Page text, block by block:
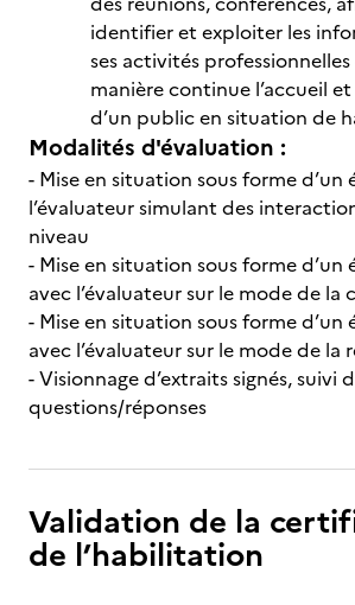
identifier et exploiter les
ses activités
manière continue l’accueil
d’un public en situation de
Modalités d'évaluation :
- Mise en situation sous forme d’un
l’évaluateur simulant des
niveau
- Mise en situation sous forme
avec l’évaluateur sur le mode de la
- Mise en situation sous forme
avec l’évaluateur sur le mode de
- Visionnage d’extraits signés, suivi
questions/réponses
Validation de la
de l’habilitation